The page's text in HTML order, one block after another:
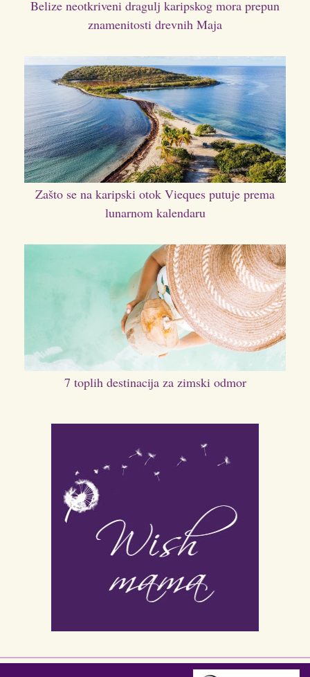
Belize neotkriveni dragulj karipskog mora prepun
znamenitosti drevnih Maja
Zašto se na karipski otok Vieques putuje prema
lunarnom kalendaru
7 toplih destinacija za zimski odmor